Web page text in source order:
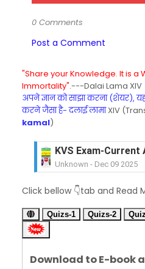
0 Comments
Post a Comment
"Share your Knowledge. It is a
Immortality".---Dalai Lama XIV
अपने ज्ञान को साझा करना (शेयर),
करने जैसा है- दलाई लामाXIV
kamal)
KVS Exam-
Unknown - Dec 09 2025
Unknown- Dec 08 2025
KVS Exam-Current
Unknown-Dec 07 2025
KVS Exam-Current
Click bellow 👇tab and Read
Quizs-1 Quizs-2
Download to E-book